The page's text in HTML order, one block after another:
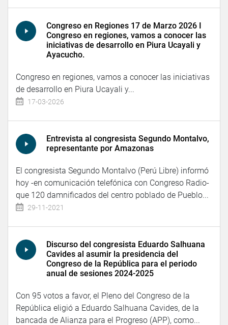
Congreso en Regiones 17 de Marzo 2026 I
Congreso en regiones, vamos a conocer las
iniciativas de desarrollo en Piura Ucayali y
Ayacucho.
Congreso en regiones, vamos a conocer las iniciativas
de desarrollo en Piura Ucayali y...
17-03-2026
Entrevista al congresista Segundo Montalvo,
representante por Amazonas
El congresista Segundo Montalvo (Perú Libre) informó
hoy -en comunicación telefónica con Congreso Radio-
que 120 damnificados del centro poblado de Pueblo...
29-11-2021
Discurso del congresista Eduardo Salhuana
Cavides al asumir la presidencia del
Congreso de la República para el periodo
anual de sesiones 2024-2025
Con 95 votos a favor, el Pleno del Congreso de la
República eligió a Eduardo Salhuana Cavides, de la
bancada de Alianza para el Progreso (APP), como...